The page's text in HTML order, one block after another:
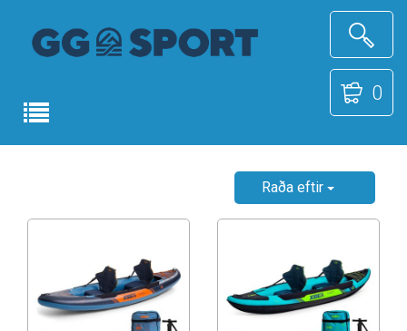
0
Raða eftir